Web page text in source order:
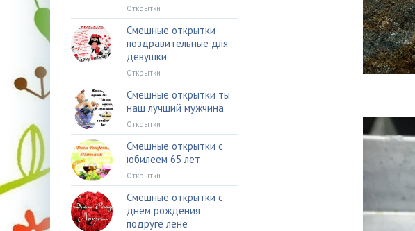
Открытки
Смешные открытки
поздравительные для
девушки
Открытки
Смешные открытки ты
наш лучший мужчина
Открытки
Смешные открытки с
юбилеем 65 лет
Открытки
Смешные открытки с
днем рождения
подруге лене